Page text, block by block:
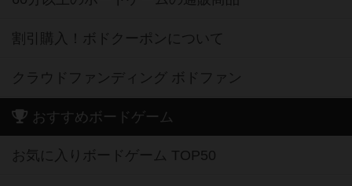
割引購入！ボドクーポンについて
クラウドファンディング ボドファン
おすすめボードゲーム
お気に入りボードゲーム TOP50